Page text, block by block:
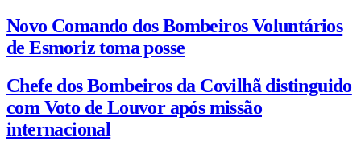
Novo Comando dos Bombeiros Voluntários
de Esmoriz toma posse
Chefe dos Bombeiros da Covilhã distinguido
com Voto de Louvor após missão
internacional